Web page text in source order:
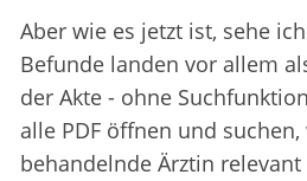
Aber wie es jetzt ist, sehe
Befunde landen vor allem
der Akte - ohne
alle PDF öffnen und
behandelnde Ärztin